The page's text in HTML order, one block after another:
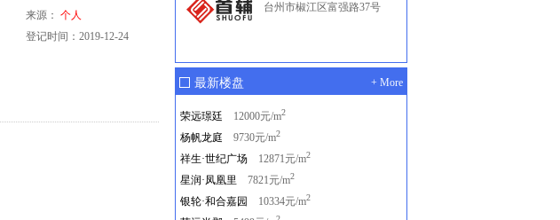
来源： 个人
登记时间：2019-12-24
台州市椒江区富强路37号
最新楼盘 + More
荣远璟廷 12000元/m2
杨帆龙庭 9730元/m2
祥生·世纪广场 12871元/m2
星润·凤凰里 7821元/m2
银轮·和合嘉园 10334元/m2